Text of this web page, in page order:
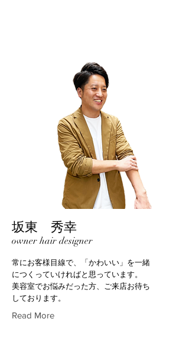
坂東 秀幸
owner hair designer
常にお客様目線で、「かわいい」を一緒
につくっていければと思っています。
美容室でお悩みだった方、ご来店お待ち
しております。
Read More